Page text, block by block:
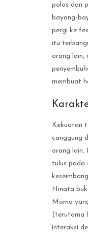
polos dan
bayang-
pergi ke
itu
orang lain,
membuat
Kekuatan
canggung
orang lain.
tulus pada
Hinata
Momo
(terutama
interaksi